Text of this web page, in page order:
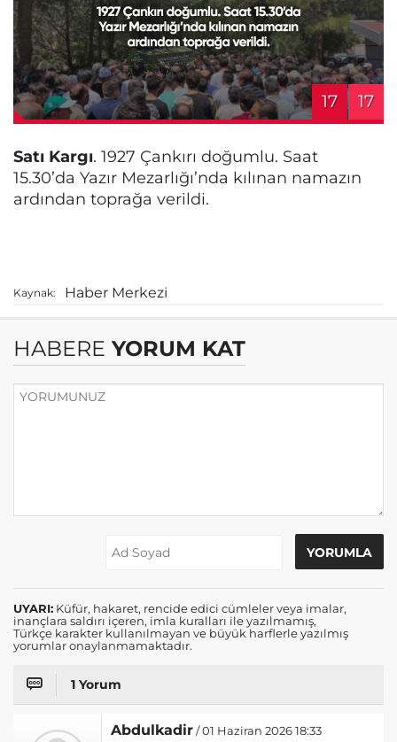
17 17
Satı Kargı. 1927 Çankırı doğumlu. Saat
15.30’da Yazır Mezarlığı’nda kılınan namazın
ardından toprağa verildi.
Kaynak: Haber Merkezi
HABERE YORUM KAT
UYARI: Küfür, hakaret, rencide edici cümleler veya imalar,
inançlara saldırı içeren, imla kuralları ile yazılmamış,
Türkçe karakter kullanılmayan ve büyük harflerle yazılmış
yorumlar onaylanmamaktadır.
1 Yorum
Abdulkadir/ 01 Haziran 2026 18:33